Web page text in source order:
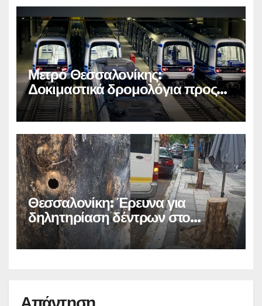
Μετρό Θεσσαλονίκης:
Δοκιμαστικά δρομολόγια προς
Καλαμαριά
Θεσσαλονίκη: Έρευνα για
δηλητηρίαση δέντρων στο
κέντρο